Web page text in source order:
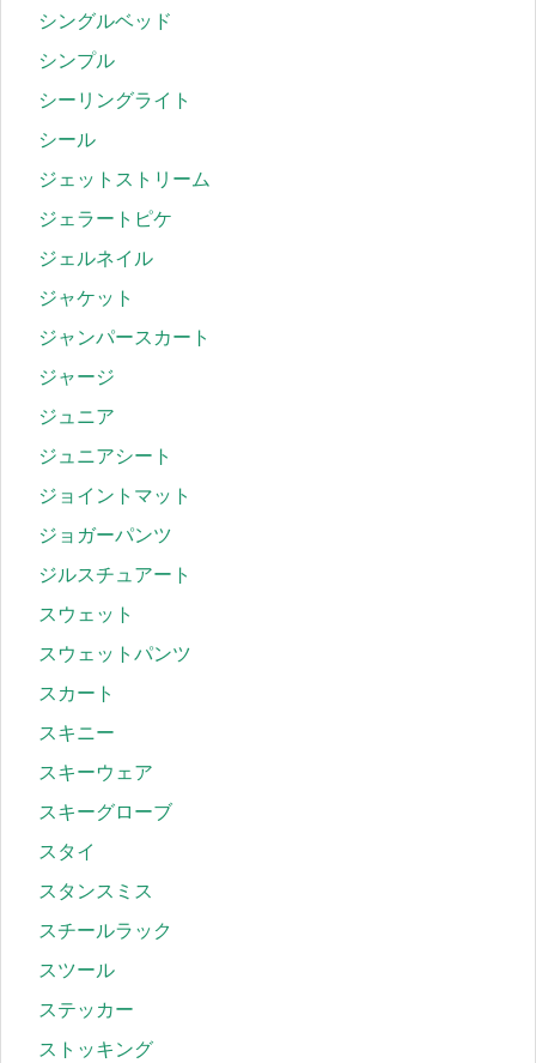
シングルベッド
シンプル
シーリングライト
シール
ジェットストリーム
ジェラートピケ
ジェルネイル
ジャケット
ジャンパースカート
ジャージ
ジュニア
ジュニアシート
ジョイントマット
ジョガーパンツ
ジルスチュアート
スウェット
スウェットパンツ
スカート
スキニー
スキーウェア
スキーグローブ
スタイ
スタンスミス
スチールラック
スツール
ステッカー
ストッキング